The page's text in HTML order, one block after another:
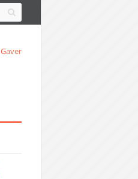
Gaver